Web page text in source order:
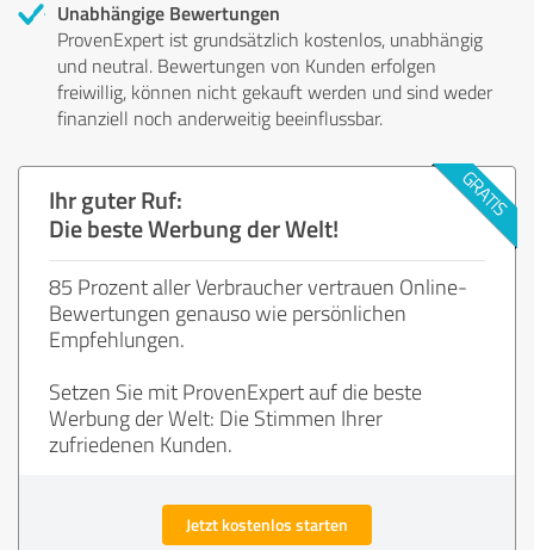
Unabhängige Bewertungen
ProvenExpert ist grundsätzlich kostenlos, unabhängig
und neutral. Bewertungen von Kunden erfolgen
freiwillig, können nicht gekauft werden und sind weder
finanziell noch anderweitig beeinflussbar.
Ihr guter Ruf:
Die beste Werbung der Welt!
85 Prozent aller Verbraucher vertrauen Online-
Bewertungen genauso wie persönlichen
Empfehlungen.
Setzen Sie mit ProvenExpert auf die beste
Werbung der Welt: Die Stimmen Ihrer
zufriedenen Kunden.
Jetzt kostenlos starten